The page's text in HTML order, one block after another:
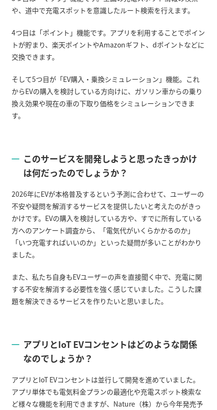
や、道中で充電スポットを意識したルート検索を行えます。
4つ目は「ポイント」機能です。アプリを利用することでポイン
トが貯まり、楽天ポイントやAmazonギフト、 dポイントなどに
交換できます。
そして5つ目が「EV購入・乗換シミュレーション」機能。これ
からEVの購入を検討している方向けに、ガソリン車からの乗り
換え効果や現在の車の下取り価格をシミュレーションできま
す。
このサービスを開発しようと思ったきっかけ
は何だったのでしょうか？
2026年にEVが本格普及するという予測に合わせて、ユーザーの
不安や疑問を解消するサービスを提供したいと考えたのがきっ
かけです。 EVの購入を検討している方や、すでに所有している
方へのアンケート調査から、「電気代がいくらかかるのか」
「いつ充電すればいいのか」といった疑問が多いことがわかり
ました。
また、私たち自身もEVユーザーの声を直接聞く中で、充電に関
する不安を解消する必要性を強く感じていました。こうした課
題を解決できるサービスを作りたいと思いました。
アプリとIoT EVコンセントはどのような関係
なのでしょうか？
アプリとIoT EVコンセントは並行して開発を進めていました。
アプリ単体でも電気料金プランの最適化や充電スポット検索な
ど様々な機能を利用できますが、 Nature （株）から今年発売予